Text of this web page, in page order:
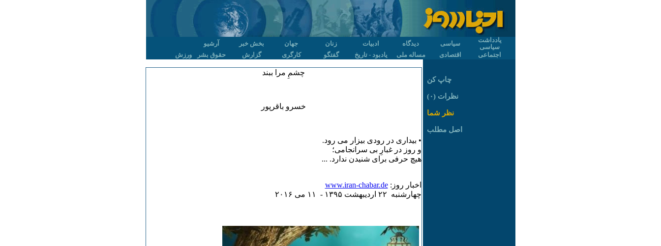
یادداشت
سیاسی
سیاسی دیدگاه ادبیات زنان جهان بخش خبر
آرشیو
اجتماعی
اقتصادی مساله ملی یادبود - تاریخ گفتگو کارگری گزارش حقوق بشر ورزش
چشمِ مرا ببند
خسرو باقرپور
• بیداری در رودی بیزار می رود.
و روز در غبارِ بی سرانجامی؛
هیچ حرفی برای شنیدن ندارد. ...
اخبار روز:www.iran-chabar.de
چهارشنبه ۲۲ ارديبهشت ۱٣۹۵ - ۱۱ می ۲۰۱۶
چاپ کن
نظرات (۰)
نظر شما
اصل مطلب